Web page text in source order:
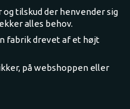
tilskud der henvender sig
alles behov.
fabrik drevet af et højt
på webshoppen eller